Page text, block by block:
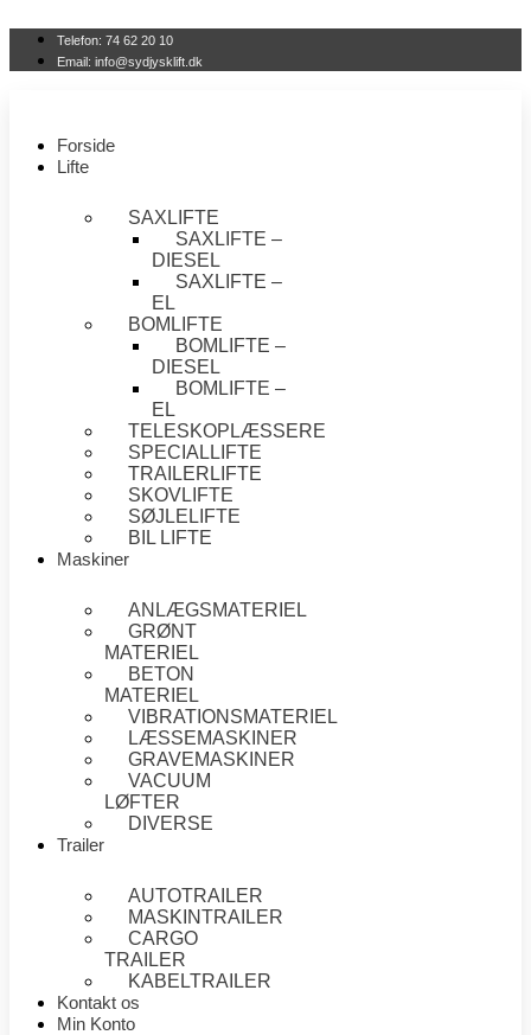
indhold
Telefon: 74 62 20 10
Email: info@sydjysklift.dk
Forside
Lifte
SAXLIFTE
SAXLIFTE –
DIESEL
SAXLIFTE –
EL
BOMLIFTE
BOMLIFTE –
DIESEL
BOMLIFTE –
EL
TELESKOPLÆSSERE
SPECIALLIFTE
TRAILERLIFTE
SKOVLIFTE
SØJLELIFTE
BIL LIFTE
Maskiner
ANLÆGSMATERIEL
GRØNT
MATERIEL
BETON
MATERIEL
VIBRATIONSMATERIEL
LÆSSEMASKINER
GRAVEMASKINER
VACUUM
LØFTER
DIVERSE
Trailer
AUTOTRAILER
MASKINTRAILER
CARGO
TRAILER
KABELTRAILER
Kontakt os
Min Konto